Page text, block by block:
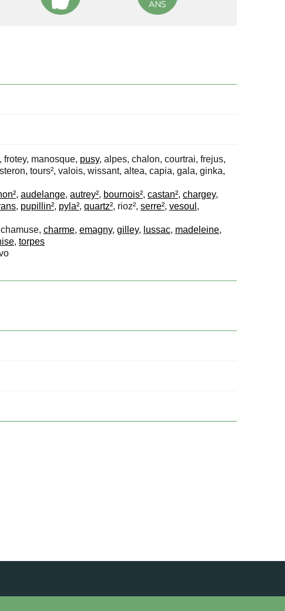
frotey, manosque, pusy, alpes, chalon, courtrai, frejus,
tours², valois, wissant, altea, capia, gala, ginka,
, audelange, autrey², bournois², castan², chargey,
, pupillin², pyla², quartz², rioz², serre², vesoul ,
charme, emagny, gilley, lussac, madeleine,
, torpes